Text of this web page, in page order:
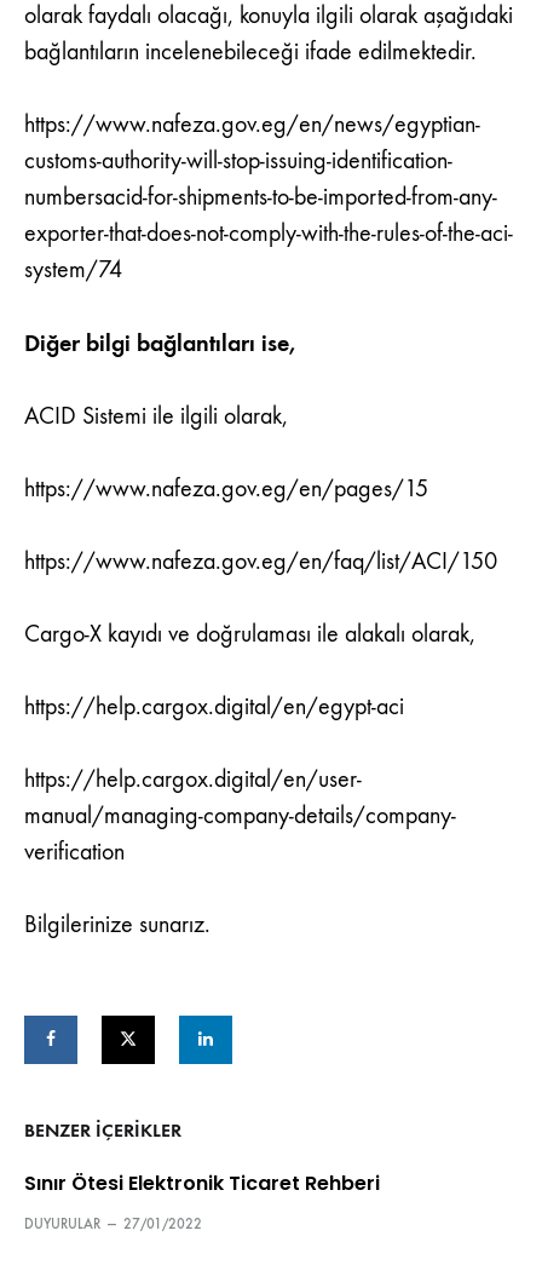
olarak faydalı olacağı, konuyla ilgili olarak aşağıdaki
bağlantıların incelenebileceği ifade edilmektedir.
https://www.nafeza.gov.eg/en/news/egyptian-
customs-authority-will-stop-issuing-identification-
numbersacid-for-shipments-to-be-imported-from-any-
exporter-that-does-not-comply-with-the-rules-of-the-aci-
system/74
Diğer bilgi bağlantıları ise,
ACID Sistemi ile ilgili olarak,
https://www.nafeza.gov.eg/en/pages/15
https://www.nafeza.gov.eg/en/faq/list/ACI/150
Cargo-X kayıdı ve doğrulaması ile alakalı olarak,
https://help.cargox.digital/en/egypt-aci
https://help.cargox.digital/en/user-
manual/managing-company-details/company-
verification
Bilgilerinize sunarız.
BENZER IÇERIKLER
Sınır Ötesi Elektronik Ticaret Rehberi
DUYURULAR — 27/01/2022